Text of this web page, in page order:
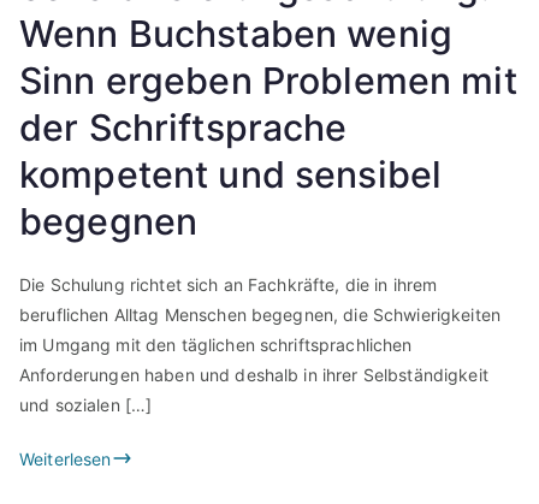
Wenn Buchstaben wenig
Sinn ergeben Problemen mit
der Schriftsprache
kompetent und sensibel
begegnen
Die Schulung richtet sich an Fachkräfte, die in ihrem
beruflichen Alltag Menschen begegnen, die Schwierigkeiten
im Umgang mit den täglichen schriftsprachlichen
Anforderungen haben und deshalb in ihrer Selbständigkeit
und sozialen […]
Weiterlesen